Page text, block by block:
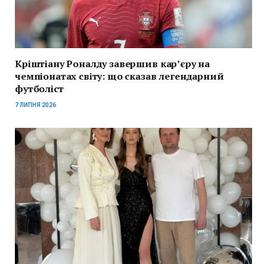
Кріштіану Роналду завершив кар’єру на
чемпіонатах світу: що сказав легендарний
футболіст
7 ЛИПНЯ 2026